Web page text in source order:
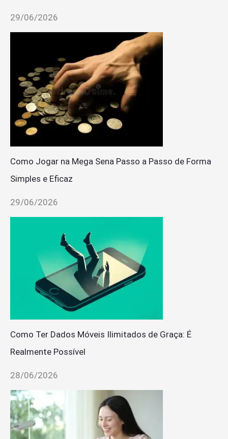
29/06/2026
Como Jogar na Mega Sena Passo a Passo de Forma
Simples e Eficaz
29/06/2026
Como Ter Dados Móveis Ilimitados de Graça: É
Realmente Possível
28/06/2026